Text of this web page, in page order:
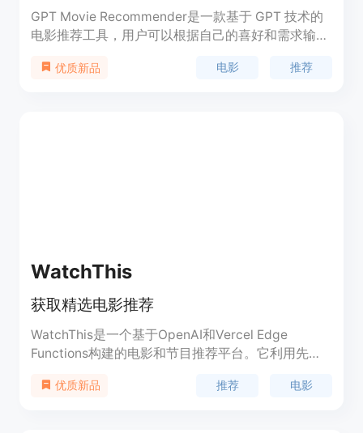
GPT Movie Recommender是一款基于 GPT 技术的
电影推荐工具，用户可以根据自己的喜好和需求输入
该工具内置 GPT 技术，能够智能分析用户输入并给
优质新品 电影 推荐
WatchThis
获取精选电影推荐
WatchThis是一个基于OpenAI和Vercel Edge
Functions构建的电影和节目推荐平台。它利用先进
推荐，帮助用户发现新的精彩内容。该平台定位于为
优质新品 推荐 电影